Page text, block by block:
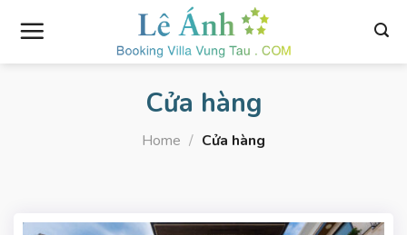
Cửa hàng
Home / Cửa hàng